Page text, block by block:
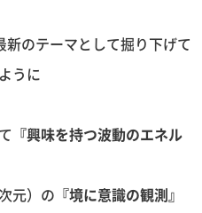
のテーマとして掘り下げて
うに
『興味を持つ波動のエネル
元）の 『境に意識の観測』